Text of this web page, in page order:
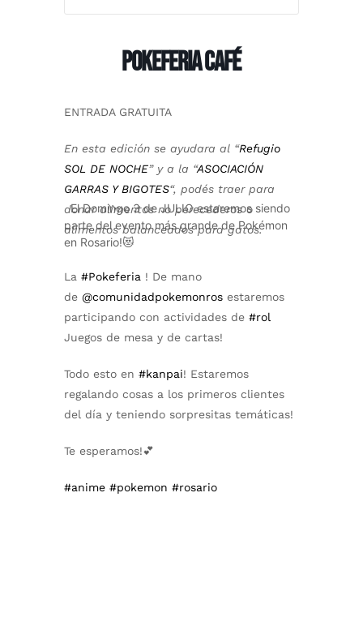
POKEFERIA CAFÉ
ENTRADA GRATUITA
En esta edición se ayudara al “Refugio
SOL DE NOCHE” y a la “ASOCIACIÓN
GARRAS Y BIGOTES“, podés traer para
donar alimentos no perecederos o
alimentos balanceados para gatos.
El Domingo 3 de JULIO estaremos siendo
parte del evento más grande de Pokémon
en Rosario!😻
La #Pokeferia! De mano
de @comunidadpokemonrosestaremos
participando con actividades de #rol
Juegos de mesa y de cartas!
Todo esto en #kanpai! Estaremos
regalando cosas a los primeros clientes
del día y teniendo sorpresitas temáticas!
Te esperamos!💕
#anime#pokemon #rosario